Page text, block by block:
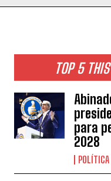
TOP 5
para
2028
POLÍTICA